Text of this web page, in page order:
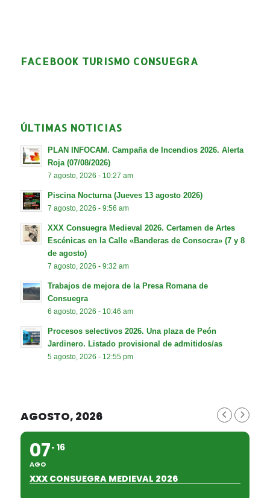
FACEBOOK TURISMO CONSUEGRA
ÚLTIMAS NOTICIAS
PLAN INFOCAM. Campaña de Incendios 2026. Alerta
Roja (07/08/2026)
7 agosto, 2026 - 10:27 am
Piscina Nocturna (Jueves 13 agosto 2026)
7 agosto, 2026 - 9:56 am
XXX Consuegra Medieval 2026. Certamen de Artes
Escénicas en la Calle «Banderas de Consocra» (7 y 8
de agosto)
7 agosto, 2026 - 9:32 am
Trabajos de mejora de la Presa Romana de
Consuegra
6 agosto, 2026 - 10:46 am
Procesos selectivos 2026. Una plaza de Peón
Jardinero. Listado provisional de admitidos/as
5 agosto, 2026 - 12:55 pm
AGOSTO, 2026
07
AGO
16
XXX CONSUEGRA MEDIEVAL 2026